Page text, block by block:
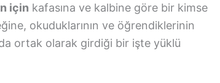
için kafasına ve kalbine göre bir kimse
okuduklarının ve öğrendiklerinin
ortak olarak girdiği bir işte yüklü